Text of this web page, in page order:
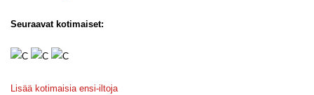
Seuraavat kotimaiset:
Lisää kotimaisia ensi-iltoja